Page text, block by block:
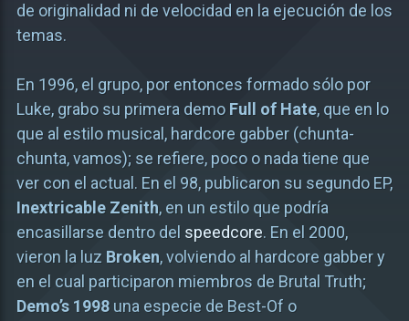
de originalidad ni de velocidad en la ejecución de los
temas.
En 1996, el grupo, por entonces formado sólo por
Luke, grabo su primera demo Full of Hate, que en lo
que al estilo musical, hardcore gabber (chunta-
chunta, vamos); se refiere, poco o nada tiene que
ver con el actual. En el 98, publicaron su segundo EP,
Inextricable Zenith, en un estilo que podría
encasillarse dentro del speedcore. En el 2000,
vieron la luz Broken, volviendo al hardcore gabber y
en el cual participaron miembros de Brutal Truth;
Demo’s 1998una especie de Best-Of o